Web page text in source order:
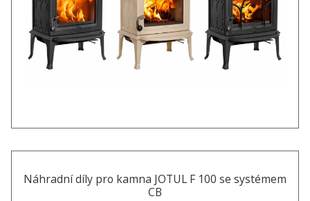
Náhradní díly pro kamna JOTUL F 100 se systémem
CB